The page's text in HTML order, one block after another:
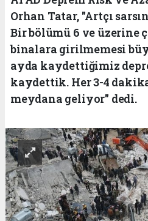
Orhan Tatar, "Artçı
Bir bölümü 6 ve üzerine
binalara girilmemesi
ayda kaydettiğimiz
kaydettik. Her 3-4
meydana geliyor" dedi.